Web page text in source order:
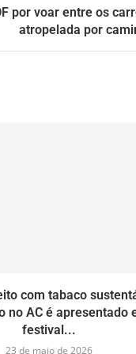
por voar entre os
atropelada por
com tabaco
no AC é apresentado
festival...
23 de maio de 2026